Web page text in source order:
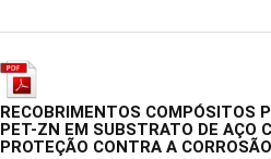
RECOBRIMENTOS COMPÓSITOS
PET-ZN EM SUBSTRATO DE AÇO
PROTEÇÃO CONTRA A